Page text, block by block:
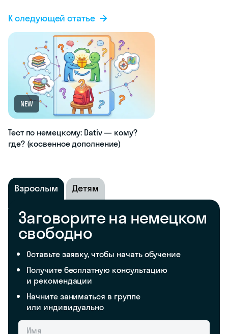
К следующей статье
NEW
Тест по немецкому: Dativ — кому?
где? (косвенное дополнение)
Взрослым Детям
Заговорите на немецком
свободно
Оставьте заявку, чтобы начать обучение
Получите бесплатную консультацию
и рекомендации
Начните заниматься в группе
или индивидуально